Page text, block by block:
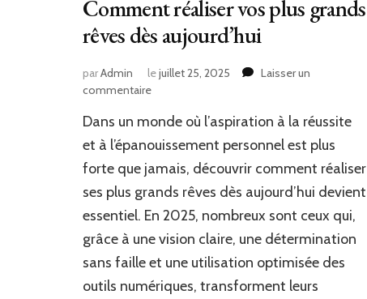
Comment réaliser vos plus grands
rêves dès aujourd’hui
parAdmin lejuillet 25, 2025
Laisser un
commentairesur
réaliser
vos
grands
rêves
dès
aujourd’hui
Dans un monde où l’aspiration à la réussite
et à l’épanouissement personnel est plus
forte que jamais, découvrir comment réaliser
ses plus grands rêves dès aujourd’hui devient
essentiel. En 2025, nombreux sont ceux qui,
grâce à une vision claire, une détermination
sans faille et une utilisation optimisée des
outils numériques, transforment leurs